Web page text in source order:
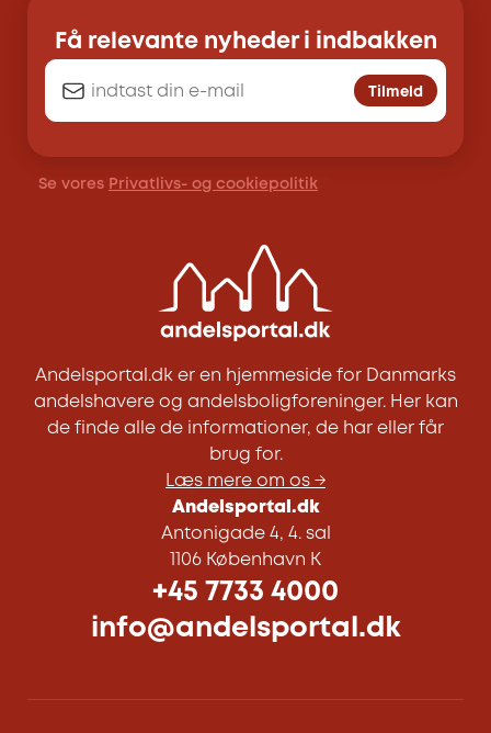
Få relevante nyheder i indbakken
Tilmeld
Se vores Privatlivs- og cookiepolitik
Andelsportal.dk er en hjemmeside for Danmarks
andelshavere og andelsboligforeninger. Her kan
de finde alle de informationer, de har eller får
brug for.
Læs mere om os →
Andelsportal.dk
Antonigade 4, 4. sal
1106 København K
+45 7733 4000
info@andelsportal.dk